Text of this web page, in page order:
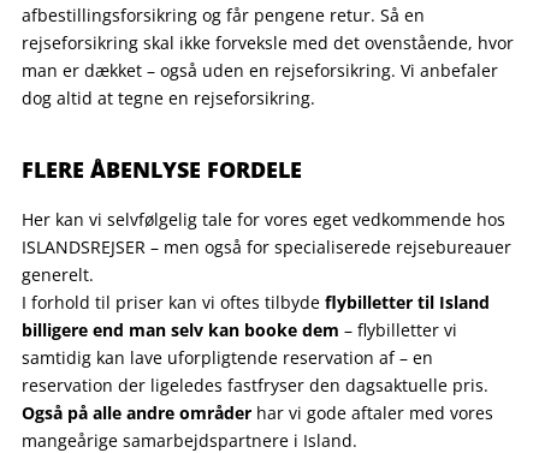
afbestillingsforsikring og får pengene retur. Så en
rejseforsikring skal ikke forveksle med det ovenstående, hvor
man er dækket – også uden en rejseforsikring. Vi anbefaler
dog altid at tegne en rejseforsikring.
FLERE ÅBENLYSE FORDELE
Her kan vi selvfølgelig tale for vores eget vedkommende hos
ISLANDSREJSER – men også for specialiserede rejsebureauer
generelt.
I forhold til priser kan vi oftes tilbyde flybilletter til Island
billigere end man selv kan booke dem – flybilletter vi
samtidig kan lave uforpligtende reservation af – en
reservation der ligeledes fastfryser den dagsaktuelle pris.
Også på alle andre områderhar vi gode aftaler med vores
mangeårige samarbejdspartnere i Island.